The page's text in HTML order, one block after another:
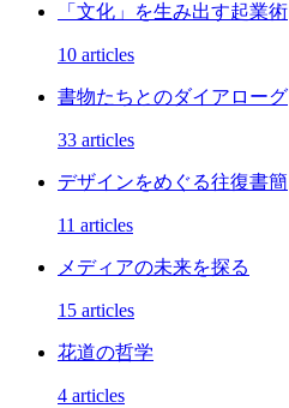
「文化」を生み出す起業術
10 articles
書物たちとのダイアローグ
33 articles
デザインをめぐる往復書簡
11 articles
メディアの未来を探る
15 articles
花道の哲学
4 articles